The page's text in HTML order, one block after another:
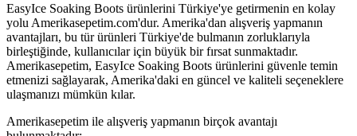
EasyIce Soaking Boots ürünlerini Türkiye'ye getirmenin en kolay
yolu Amerikasepetim.com'dur. Amerika'dan alışveriş yapmanın
avantajları, bu tür ürünleri Türkiye'de bulmanın zorluklarıyla
birleştiğinde, kullanıcılar için büyük bir fırsat sunmaktadır.
Amerikasepetim, EasyIce Soaking Boots ürünlerini güvenle temin
etmenizi sağlayarak, Amerika'daki en güncel ve kaliteli seçeneklere
ulaşmanızı mümkün kılar.
Amerikasepetim ile alışveriş yapmanın birçok avantajı